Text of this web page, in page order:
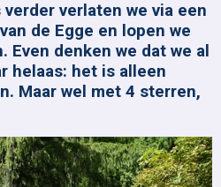
verlaten we via een
de Egge en lopen we
Even denken we dat we al
helaas: het is alleen
Maar wel met 4 sterren,